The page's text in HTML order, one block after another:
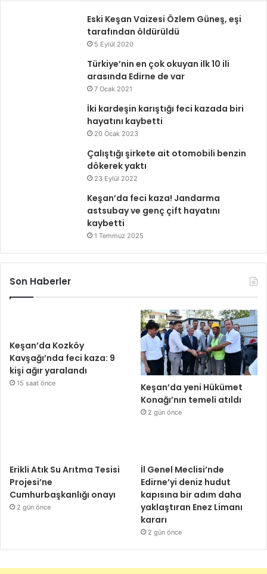
Eski Keşan Vaizesi Özlem Güneş, eşi
tarafından öldürüldü
5 Eylül 2020
Türkiye’nin en çok okuyan ilk 10 ili
arasında Edirne de var
7 Ocak 2021
İki kardeşin karıştığı feci kazada biri
hayatını kaybetti
20 Ocak 2023
Çalıştığı şirkete ait otomobili benzin
dökerek yaktı
23 Eylül 2022
Keşan’da feci kaza! Jandarma
astsubay ve genç çift hayatını
kaybetti
1 Temmuz 2025
Son Haberler
Keşan’da Kozköy
Kavşağı’nda feci kaza: 9
kişi ağır yaralandı
15 saat önce
Keşan’da yeni Hükümet
Konağı’nın temeli atıldı
2 gün önce
Erikli Atık Su Arıtma Tesisi
Projesi’ne
Cumhurbaşkanlığı onayı
2 gün önce
İl Genel Meclisi’nde
Edirne’yi deniz hudut
kapısına bir adım daha
yaklaştıran Enez Limanı
kararı
2 gün önce